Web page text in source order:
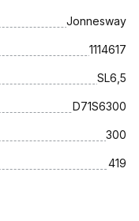
Jonnesway
1114617
SL6,5
D71S6300
300
419